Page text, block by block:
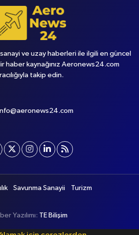
sanayi ve uzay haberleri ile ilgili en güncel
haber kaynağınız Aeronews24.com
takip edin.
Savunma Sanayii Turizm
Yazılımı: TE Bilişim